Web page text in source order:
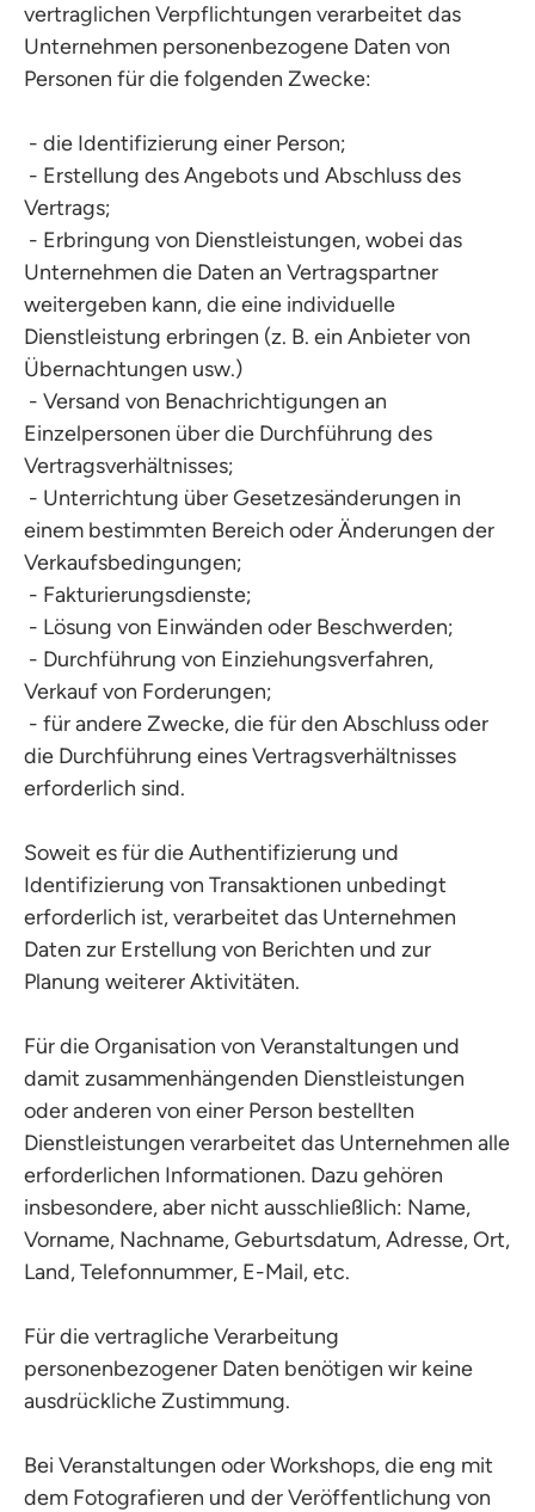
vertraglichen Verpflichtungen verarbeitet das
Unternehmen personenbezogene Daten von
Personen für die folgenden Zwecke:
- die Identifizierung einer Person;
- Erstellung des Angebots und Abschluss des
Vertrags;
- Erbringung von Dienstleistungen, wobei das
Unternehmen die Daten an Vertragspartner
weitergeben kann, die eine individuelle
Dienstleistung erbringen (z. B. ein Anbieter von
Übernachtungen usw.)
- Versand von Benachrichtigungen an
Einzelpersonen über die Durchführung des
Vertragsverhältnisses;
- Unterrichtung über Gesetzesänderungen in
einem bestimmten Bereich oder Änderungen der
Verkaufsbedingungen;
- Fakturierungsdienste;
- Lösung von Einwänden oder Beschwerden;
- Durchführung von Einziehungsverfahren,
Verkauf von Forderungen;
- für andere Zwecke, die für den Abschluss oder
die Durchführung eines Vertragsverhältnisses
erforderlich sind.
Soweit es für die Authentifizierung und
Identifizierung von Transaktionen unbedingt
erforderlich ist, verarbeitet das Unternehmen
Daten zur Erstellung von Berichten und zur
Planung weiterer Aktivitäten.
Für die Organisation von Veranstaltungen und
damit zusammenhängenden Dienstleistungen
oder anderen von einer Person bestellten
Dienstleistungen verarbeitet das Unternehmen alle
erforderlichen Informationen. Dazu gehören
insbesondere, aber nicht ausschließlich: Name,
Vorname, Nachname, Geburtsdatum, Adresse, Ort,
Land, Telefonnummer, E-Mail, etc.
Für die vertragliche Verarbeitung
personenbezogener Daten benötigen wir keine
ausdrückliche Zustimmung.
Bei Veranstaltungen oder Workshops, die eng mit
dem Fotografieren und der Veröffentlichung von